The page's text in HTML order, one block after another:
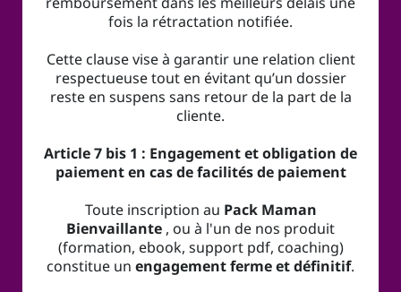
fois la rétractation notifiée.
Cette clause vise à garantir une relation client
respectueuse tout en évitant qu’un dossier
reste en suspens sans retour de la part de la
cliente.
Article 7 bis 1 : Engagement et obligation de
paiement en cas de facilités de paiement
Toute inscription au Pack Maman
Bienvaillante , ou à l'un de nos produit
(formation, ebook, support pdf, coaching)
constitue un engagement ferme et définitif.